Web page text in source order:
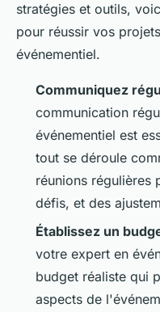
stratégies et outils,
pour réussir vos
événementiel.
Communiquez
communication
événementiel est
tout se déroule
réunions régulières
défis, et des
Établissez un
votre expert en
budget réaliste qui
aspects de